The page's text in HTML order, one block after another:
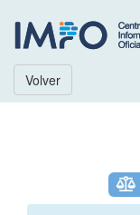
Volver